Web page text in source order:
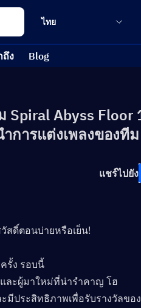
ไทย
ถึง Blog
Spiral Abyss Floor
การแต่งเพลงของทีม
แชร์ไปยัง
ดิ์ตอนบ่ายหรือเย็น!
รั้ง รอบนี้
ละผู้มาใหม่ที่น่ารำคาญ โฮ
มีประสิทธิภาพเพื่อรับรางวัลข